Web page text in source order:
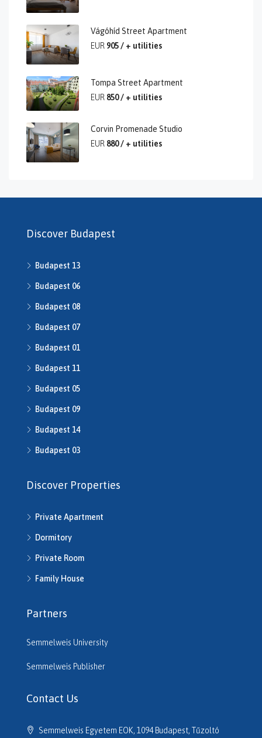
Vágóhíd Street Apartment
EUR 905 / + utilities
Tompa Street Apartment
EUR 850 / + utilities
Corvin Promenade Studio
EUR 880 / + utilities
Discover Budapest
Budapest 13
Budapest 06
Budapest 08
Budapest 07
Budapest 01
Budapest 11
Budapest 05
Budapest 09
Budapest 14
Budapest 03
Discover Properties
Private Apartment
Dormitory
Private Room
Family House
Partners
Semmelweis University
Semmelweis Publisher
Contact Us
Semmelweis Egyetem EOK, 1094 Budapest, Tűzoltó